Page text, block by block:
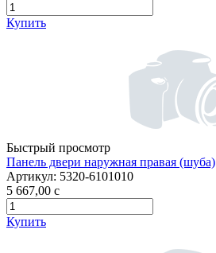
Купить
Быстрый просмотр
Панель двери наружная правая (шуба)
Артикул: 5320-6101010
5 667,00 c
Купить